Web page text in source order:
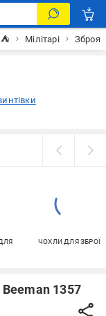
Мілітарі Зброя
ЧОХЛИ ДЛЯ ЗБРОЇ
1357